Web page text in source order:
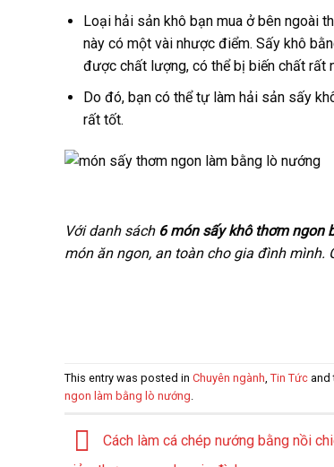
Loại hải sản khô bạn mua ở bên ngoài
này có một vài nhược điểm. Sấy khô
được chất lượng, có thể bị biến chất rất
Do đó, bạn có thể tự làm hải sản sấy
rất tốt.
Với danh sách 6 món sấy khô thơm ngon
món ăn ngon, an toàn cho gia đình mình.
This entry was posted in Chuyên ngành Tin Tức and
ngon làm bằng lò nướng
Cách làm cá chép nướng bằng nồi